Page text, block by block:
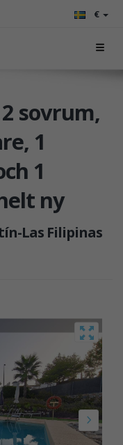
€
sovrum,
1
1
ny
Las Filipinas